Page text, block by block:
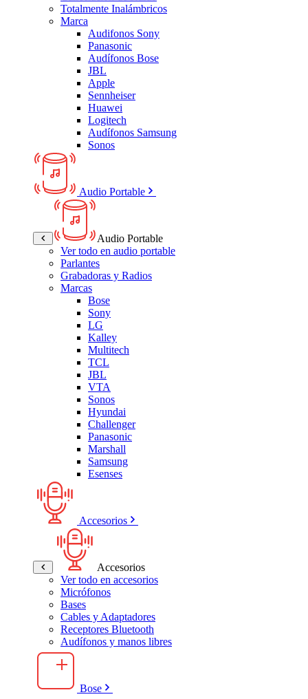
Totalmente Inalámbricos
Marca
Audifonos Sony
Panasonic
Audífonos Bose
JBL
Apple
Sennheiser
Huawei
Logitech
Audífonos Samsung
Sonos
Audio Portable
Audio Portable
Ver todo en audio portable
Parlantes
Grabadoras y Radios
Marcas
Bose
Sony
LG
Kalley
Multitech
TCL
JBL
VTA
Sonos
Hyundai
Challenger
Panasonic
Marshall
Samsung
Esenses
Accesorios
Accesorios
Ver todo en accesorios
Micrófonos
Bases
Cables y Adaptadores
Receptores Bluetooth
Audífonos y manos libres
Bose